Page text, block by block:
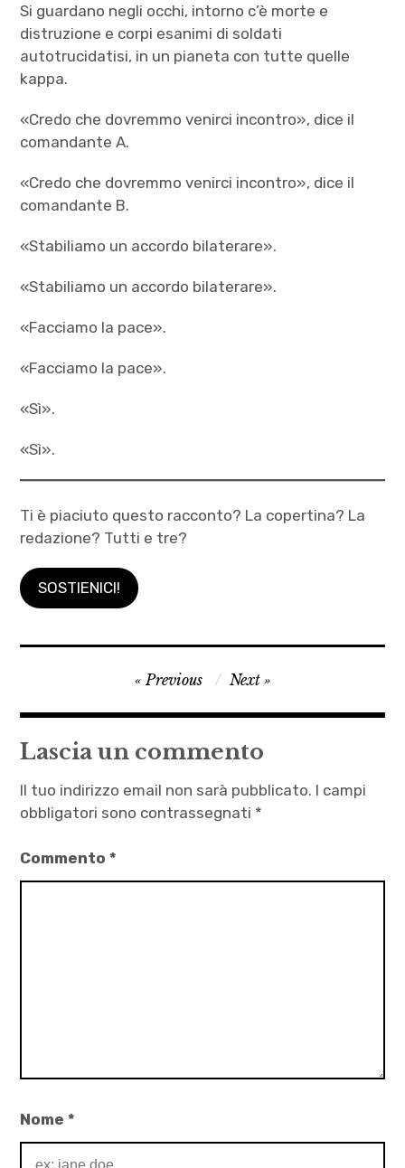
Si guardano negli occhi, intorno c’è morte e
distruzione e corpi esanimi di soldati
autotrucidatisi, in un pianeta con tutte quelle
kappa.
«Credo che dovremmo venirci incontro», dice il
comandante A.
«Credo che dovremmo venirci incontro», dice il
comandante B.
«Stabiliamo un accordo bilaterare».
«Stabiliamo un accordo bilaterare».
«Facciamo la pace».
«Facciamo la pace».
«Sì».
«Sì».
Ti è piaciuto questo racconto? La copertina? La
redazione? Tutti e tre?
SOSTIENICI!
Balestra
,
gorilla
,
racconti di
Navigazione
articoli
Previous Next
Lascia un commento
Il tuo indirizzo email non sarà pubblicato. I campi
obbligatori sono contrassegnati *
Commento*
Nome*